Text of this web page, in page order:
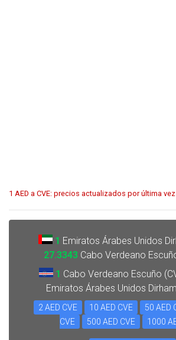
1 AED a CVE: precios actualizados por última
1 Emiratos Árabes Unidos
27.3343 Cabo Verdeano
1 Cabo Verdeano Escuño
Emiratos Árabes Unidos
2 AED CVE 10 AED CVE 50 AED
CVE
500 AED CVE 1000